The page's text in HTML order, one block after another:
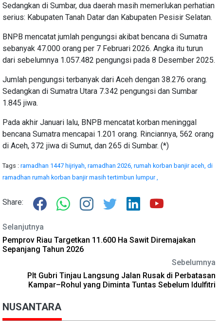
Sedangkan di Sumbar, dua daerah masih memerlukan perhatian
serius: Kabupaten Tanah Datar dan Kabupaten Pesisir Selatan.
BNPB mencatat jumlah pengungsi akibat bencana di Sumatra
sebanyak 47.000 orang per 7 Februari 2026. Angka itu turun
dari sebelumnya 1.057.482 pengungsi pada 8 Desember 2025.
Jumlah pengungsi terbanyak dari Aceh dengan 38.276 orang.
Sedangkan di Sumatra Utara 7.342 pengungsi dan Sumbar
1.845 jiwa.
Pada akhir Januari lalu, BNPB mencatat korban meninggal
bencana Sumatra mencapai 1.201 orang. Rinciannya, 562 orang
di Aceh, 372 jiwa di Sumut, dan 265 di Sumbar. (*)
Tags : ramadhan 1447 hijriyah, ramadhan 2026, rumah korban banjir aceh, di
ramadhan rumah korban banjir masih tertimbun lumpur ,
Share:
Selanjutnya
Pemprov Riau Targetkan 11.600 Ha Sawit Diremajakan
Sepanjang Tahun 2026
Sebelumnya
Plt Gubri Tinjau Langsung Jalan Rusak di Perbatasan
Kampar–Rohul yang Diminta Tuntas Sebelum Idulfitri
NUSANTARA